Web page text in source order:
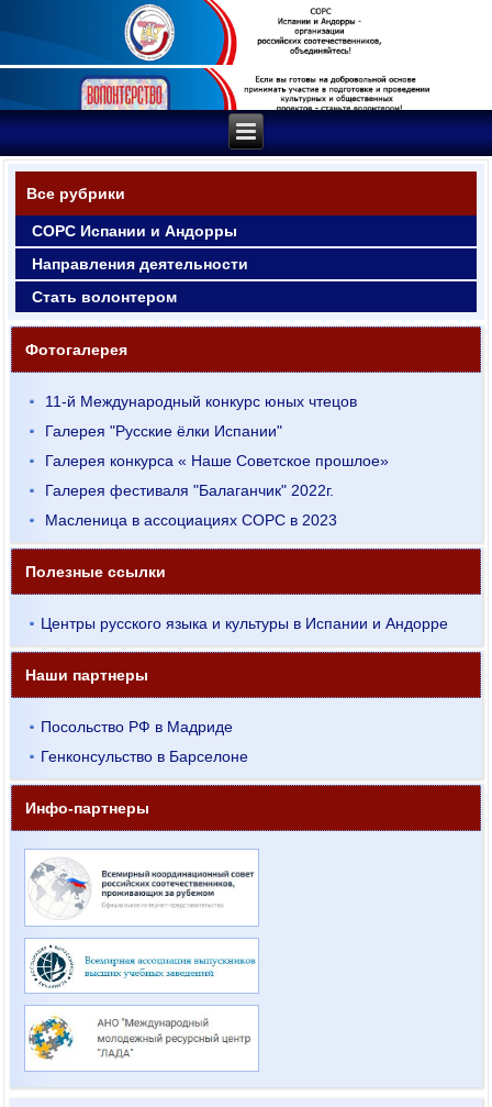
Все рубрики
СОРС Испании и Андорры
Направления деятельности
Стать волонтером
Фотогалерея
11-й Международный конкурс юных чтецов
Галерея "Русские ёлки Испании"
Галерея конкурса « Наше Советское прошлое»
Галерея фестиваля "Балаганчик" 2022г.
Масленица в ассоциациях СОРС в 2023
Полезные ссылки
Центры русского языка и культуры в Испании и Андорре
Наши партнеры
Посольство РФ в Мадриде
Генконсульство в Барселоне
Инфо-партнеры